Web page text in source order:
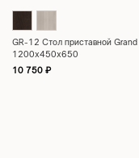
GR-12 Стол приставной Grand
1200x450x650
10 750 ₽